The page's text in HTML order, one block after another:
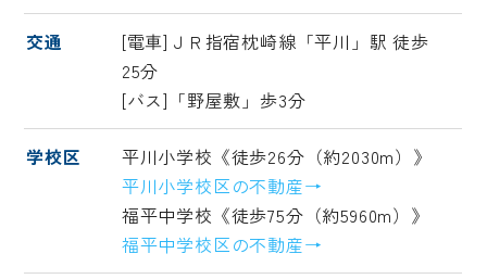
交通
[電車]ＪＲ指宿枕崎線「平川」駅 徒歩
25分
[バス]「野屋敷」歩3分
学校区
平川小学校《徒歩26分（約2030m）》
平川小学校区の不動産→
福平中学校《徒歩75分（約5960m）》
福平中学校区の不動産→